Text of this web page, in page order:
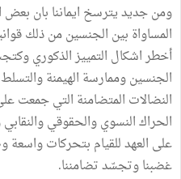
ومن جديد يترسخ ايماننا بان
المساواة بين الجنسين من ذلك
أخطر اشكال التمييز الذكوري
الجنسين وممارسة الهيمنة
النضالات المتضامنة التي جمعت
الحراك النسوي والحقوقي
على العهد للقيام بتحركات
غضبنا وتجسّد تضامننا.